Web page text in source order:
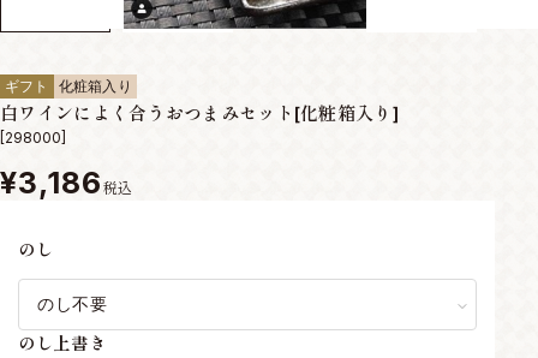
ギフト 化粧箱入り
白ワインによく合うおつまみセット[化粧箱入り]
[298000]
¥3,186 税込
のし
のし上書き